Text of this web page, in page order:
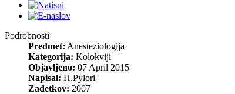
Podrobnosti
Predmet: Anesteziologija
Kategorija: Kolokviji
Objavljeno: 07 April 2015
Napisal: H.Pylori
Zadetkov: 2007